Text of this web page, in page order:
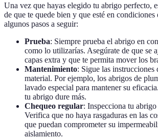
Una vez que hayas elegido tu abrigo perfecto,
de que te quede bien y que esté en
algunos pasos a seguir:
Prueba: Siempre prueba el abrigo en
como lo utilizarías. Asegúrate de que se
capas extra y que te permita mover los
Mantenimiento: Sigue las instrucciones
material. Por ejemplo, los abrigos de
lavado especial para mantener su
tu abrigo dure más.
Chequeo regular: Inspecciona tu
Verifica que no haya rasgaduras en las
que puedan comprometer su
aislamiento.